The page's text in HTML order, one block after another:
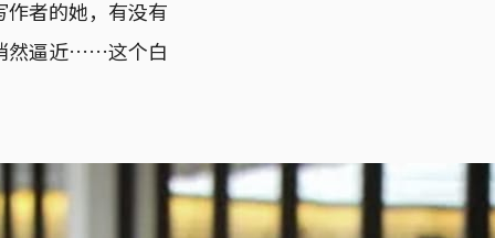
者的她，有没有
然逼近……这个白